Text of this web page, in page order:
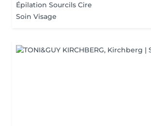
Épilation Sourcils Cire
Soin Visage